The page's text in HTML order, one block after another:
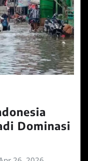
Dominasi